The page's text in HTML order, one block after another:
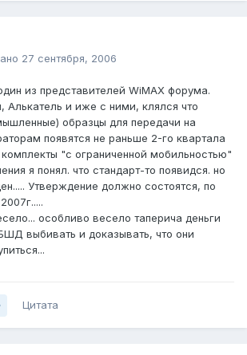
27 сентября, 2006
из представителей WiMAX форума.
Алькатель и иже с ними, клялся что
образцы для передачи на
появятся не раньше 2-го квартала
"с ограниченной мобильностью"
я понял. что стандарт-то появидся. но
Утверждение должно состоятся, по
особливо весело таперича деньги
выбивать и доказывать, что они
Цитата